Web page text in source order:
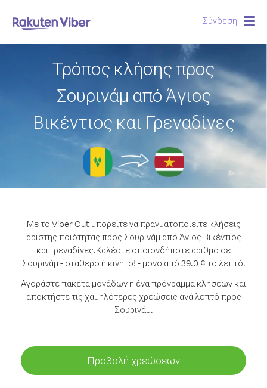
Σύνδεση
Τρόπος κλήσης προς
Σουρινάμ από Άγιος
Βικέντιος και Γρεναδίνες
Με το Viber Out μπορείτε να πραγματοποιείτε κλήσεις
άριστης ποιότητας προς Σουρινάμ από Άγιος Βικέντιος
και Γρεναδίνες.Καλέστε οποιονδήποτε αριθμό σε
Σουρινάμ - σταθερό ή κινητό! - μόνο από 39.0 ¢ το λεπτό.
Αγοράστε πακέτα μονάδων ή ένα πρόγραμμα κλήσεων και
αποκτήστε τις χαμηλότερες χρεώσεις ανά λεπτό προς
Σουρινάμ.
Προβολή χρεώσεων